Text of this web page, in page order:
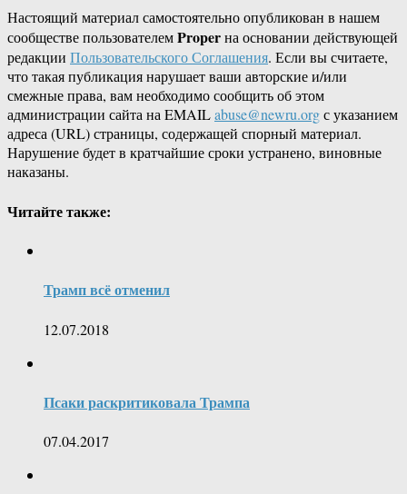
Настоящий материал самостоятельно опубликован в нашем
сообществе пользователемProperна основании действующей
редакции Пользовательского Соглашения. Если вы считаете,
что такая публикация нарушает ваши авторские и/или
смежные права, вам необходимо сообщить об этом
администрации сайта на EMAILabuse@newru.orgс указанием
адреса (URL) страницы, содержащей спорный материал.
Нарушение будет в кратчайшие сроки устранено, виновные
наказаны.
Читайте также:
Трамп всё отменил
12.07.2018
Псаки раскритиковала Трампа
07.04.2017